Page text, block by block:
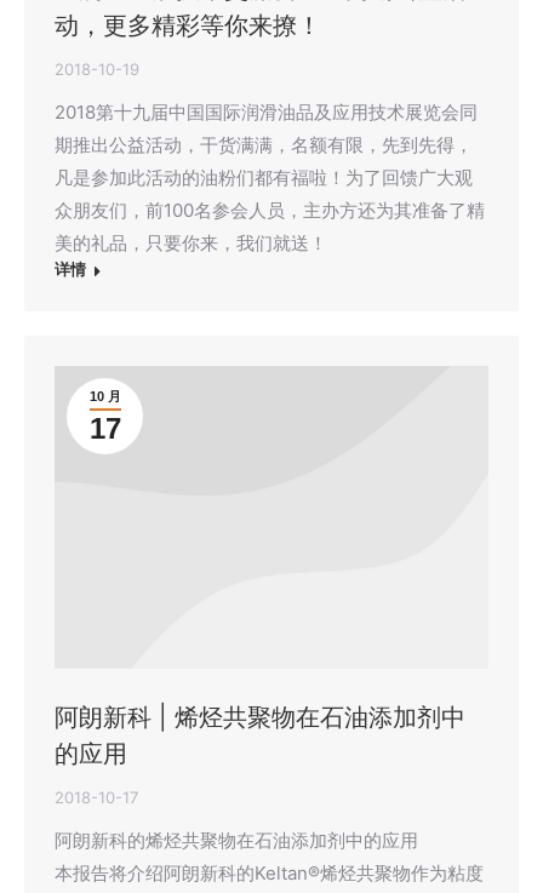
动，更多精彩等你来撩！
2018-10-19
2018第十九届中国国际润滑油品及应用技术展览会同
期推出公益活动，干货满满，名额有限，先到先得，
凡是参加此活动的油粉们都有福啦！为了回馈广大观
众朋友们，前100名参会人员，主办方还为其准备了精
美的礼品，只要你来，我们就送！
详情
10 月
17
阿朗新科 | 烯烃共聚物在石油添加剂中
的应用
2018-10-17
阿朗新科的烯烃共聚物在石油添加剂中的应用
本报告将介绍阿朗新科的Keltan®烯烃共聚物作为粘度